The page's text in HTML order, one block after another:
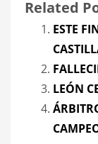
Related
ESTE
LEÓN